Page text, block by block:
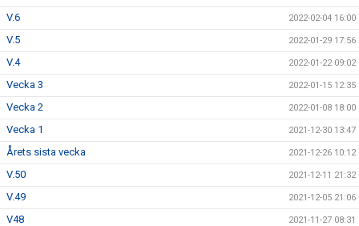
V.6 2022-02-04 16:00
V.5 2022-01-29 17:56
V.4 2022-01-22 09:02
Vecka 3 2022-01-15 12:35
Vecka 2 2022-01-08 18:00
Vecka 1 2021-12-30 13:47
Årets sista vecka 2021-12-26 10:12
V.50 2021-12-11 21:32
V.49 2021-12-05 21:06
V48 2021-11-27 08:31